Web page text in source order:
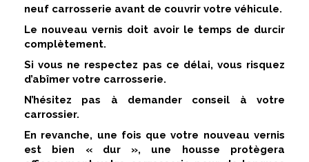
neuf carrosserie avant de couvrir votre véhicule.
Le nouveau vernis doit avoir le temps de durcir
complètement.
Si vous ne respectez pas ce délai, vous risquez
d’abîmer votre carrosserie.
N’hésitez pas à demander conseil à votre
carrossier.
En revanche, une fois que votre nouveau vernis
est bien « dur », une housse protègera